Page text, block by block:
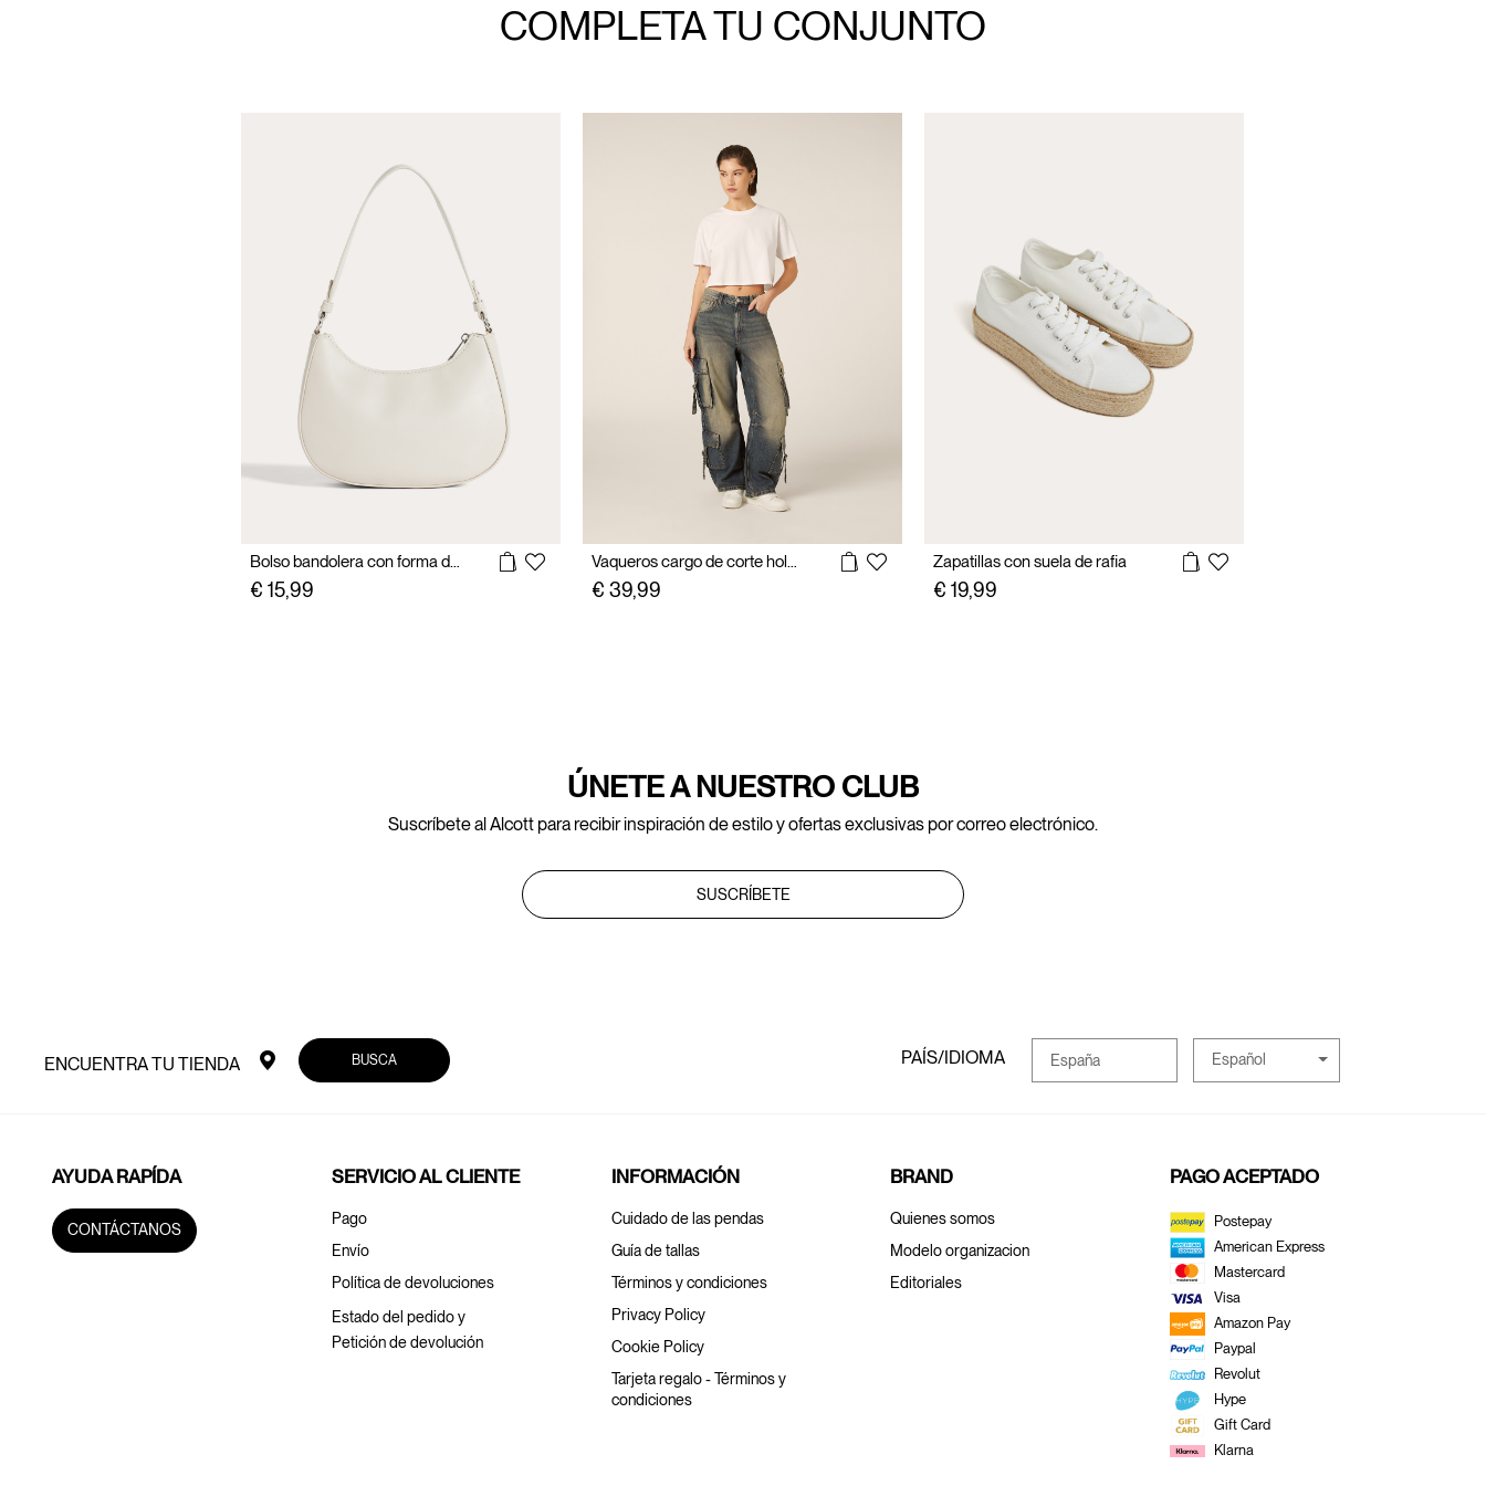
COMPLETA TU CONJUNTO
Bolso bandolera con forma de media luna
€ 15,99
Vaqueros cargo de corte holgado con presillas
€ 39,99
Zapatillas con suela de rafia
€ 19,99
ÚNETE A NUESTRO CLUB
Suscríbete al Alcott para recibir inspiración de estilo y ofertas exclusivas por correo electrónico.
SUSCRÍBETE
ENCUENTRA TU TIENDA BUSCA PAÍS/IDIOMA España Español
AYUDA RAPÍDA
CONTÁCTANOS
SERVICIO AL CLIENTE
Pago
Envío
Política de devoluciones
Estado del pedido y
Petición de devolución
INFORMACIÓN
Cuidado de las pendas
Guía de tallas
Términos y condiciones
Privacy Policy
Cookie Policy
Tarjeta regalo - Términos y
condiciones
BRAND
Quienes somos
Modelo organizacion
Editoriales
PAGO ACEPTADO
Postepay
American Express
Mastercard
Visa
Amazon Pay
Paypal
Revolut
Hype
Gift Card
Klarna